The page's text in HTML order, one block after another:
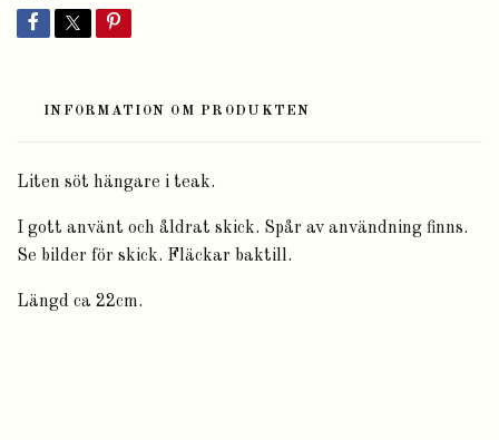
INFORMATION OM PRODUKTEN
Liten söt hängare i teak.
I gott använt och åldrat skick. Spår av användning finns.
Se bilder för skick. Fläckar baktill.
Längd ca 22cm.